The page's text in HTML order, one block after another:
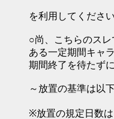
を利用してください
○尚、こちらのスレ
ある一定期間キャ
期間終了を待たず
～放置の基準は以
※放置の規定日数は